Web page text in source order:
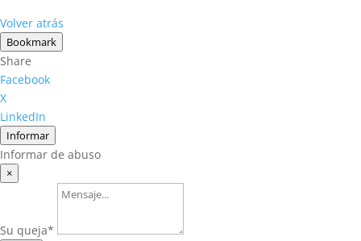
Volver atrás
Bookmark
Share
Facebook
X
LinkedIn
Informar
Informar de abuso
×
Su queja*